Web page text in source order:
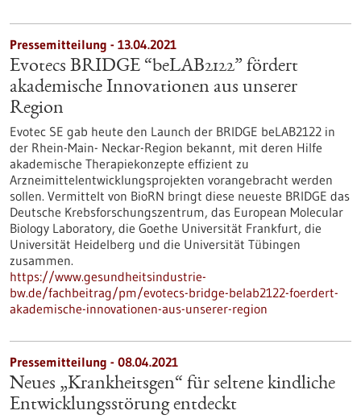
Pressemitteilung - 13.04.2021
Evotecs BRIDGE “beLAB2122” fördert
akademische Innovationen aus unserer
Region
Evotec SE gab heute den Launch der BRIDGE beLAB2122 in
der Rhein-Main- Neckar-Region bekannt, mit deren Hilfe
akademische Therapiekonzepte effizient zu
Arzneimittelentwicklungsprojekten vorangebracht werden
sollen. Vermittelt von BioRN bringt diese neueste BRIDGE das
Deutsche Krebsforschungszentrum, das European Molecular
Biology Laboratory, die Goethe Universität Frankfurt, die
Universität Heidelberg und die Universität Tübingen
zusammen.
https://www.gesundheitsindustrie-
bw.de/fachbeitrag/pm/evotecs-bridge-belab2122-foerdert-
akademische-innovationen-aus-unserer-region
Pressemitteilung - 08.04.2021
Neues „Krankheitsgen“ für seltene kindliche
Entwicklungsstörung entdeckt